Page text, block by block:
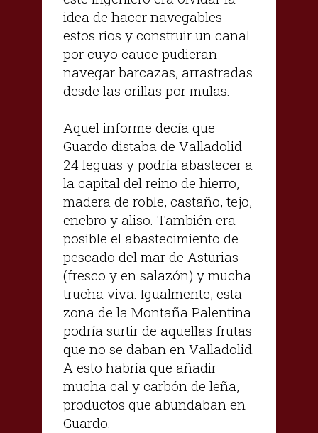
idea de hacer navegables
estos ríos y construir un canal
por cuyo cauce pudieran
navegar barcazas, arrastradas
desde las orillas por mulas.
Aquel informe decía que
Guardo distaba de Valladolid
24 leguas y podría abastecer a
la capital del reino de hierro,
madera de roble, castaño, tejo,
enebro y aliso. También era
posible el abastecimiento de
pescado del mar de Asturias
(fresco y en salazón) y mucha
trucha viva. Igualmente, esta
zona de la Montaña Palentina
podría surtir de aquellas frutas
que no se daban en Valladolid.
A esto habría que añadir
mucha cal y carbón de leña,
productos que abundaban en
Guardo.